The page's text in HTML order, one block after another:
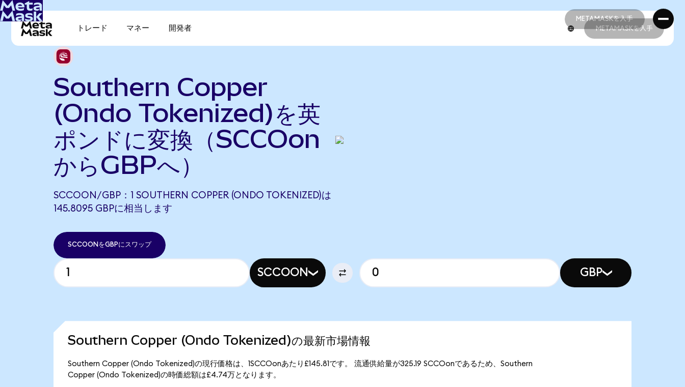
METAMASKを入手
METAMASKを入手
トレード マネー 開発者 METAMASKを入手
Southern Copper
(Ondo Tokenized)を英
ポンドに変換（SCCOon
からGBPへ）
SCCOON/GBP：1 SOUTHERN COPPER (ONDO TOKENIZED)は
145.8095 GBPに相当します
SCCOONをGBPにスワップ
SCCOON GBP
Southern Copper (Ondo Tokenized)の最新市場情報
Southern Copper (Ondo Tokenized)の現行価格は、1SCCOonあたり£145.81です。 流通供給量が325.19 SCCOonであるため、Southern
Copper (Ondo Tokenized)の時価総額は£4.74万となります。